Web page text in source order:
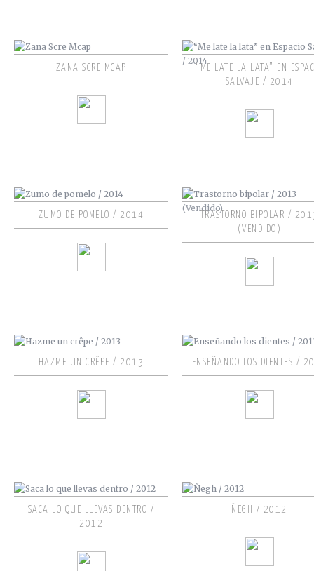
ZANA SCRE MCAP
“ME LATE LA LATA” EN
SALVAJE / 2014
ZUMO DE POMELO / 2014
TRASTORNO BIPOLAR /
(VENDIDO)
HAZME UN CRÊPE / 2013 ENSEÑANDO LOS DIENTES /
SACA LO QUE LLEVAS DENTRO /
2012
ÑEGH / 2012